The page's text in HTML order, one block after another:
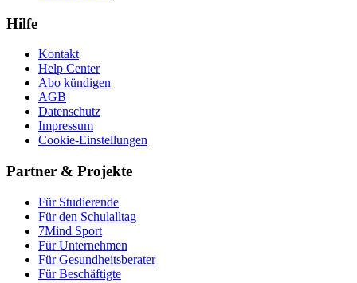
Hilfe
Kontakt
Help Center
Abo kündigen
AGB
Datenschutz
Impressum
Cookie-Einstellungen
Partner & Projekte
Für Stu­die­rende
Für den Schulalltag
7Mind Sport
Für Unter­neh­men
Für Gesund­heits­be­ra­ter
Für Beschäftigte